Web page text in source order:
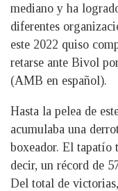
mediano y ha
diferentes
este 2022 quiso
retarse ante Bivol
(AMB en español).
Hasta la pelea de
acumulaba una
boxeador. El tapatío
decir, un récord de
Del total de